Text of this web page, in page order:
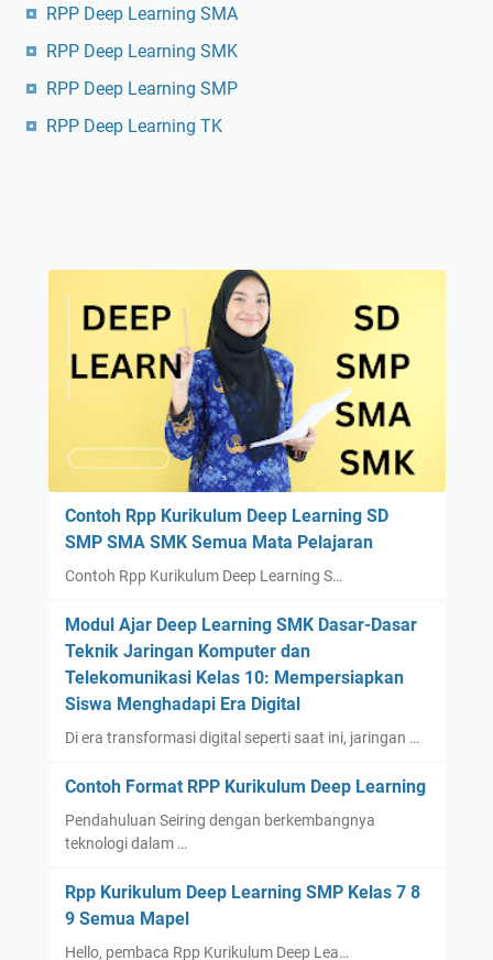
RPP Deep Learning SMA
RPP Deep Learning SMK
RPP Deep Learning SMP
RPP Deep Learning TK
Contoh Rpp Kurikulum Deep Learning SD
SMP SMA SMK Semua Mata Pelajaran
Contoh Rpp Kurikulum Deep Learning S…
Modul Ajar Deep Learning SMK Dasar-Dasar
Teknik Jaringan Komputer dan
Telekomunikasi Kelas 10: Mempersiapkan
Siswa Menghadapi Era Digital
Di era transformasi digital seperti saat ini, jaringan …
Contoh Format RPP Kurikulum Deep Learning
Pendahuluan Seiring dengan berkembangnya
teknologi dalam …
Rpp Kurikulum Deep Learning SMP Kelas 7 8
9 Semua Mapel
Hello, pembaca Rpp Kurikulum Deep Lea…